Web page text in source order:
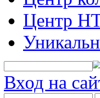
Центр
Вход на